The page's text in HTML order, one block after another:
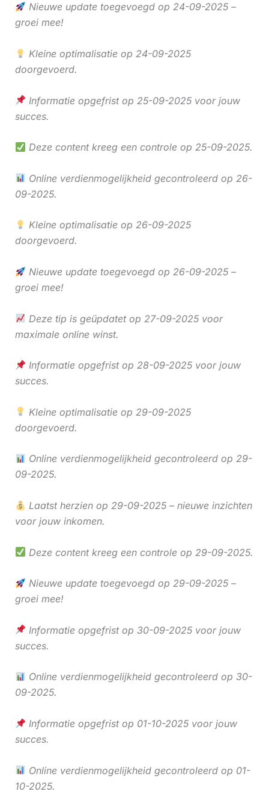
Nieuwe update toegevoegd op 24-09-2025 –
groei mee!
Kleine optimalisatie op 24-09-2025
doorgevoerd.
Informatie opgefrist op 25-09-2025 voor jouw
succes.
Deze content kreeg een controle op 25-09-2025.
Online verdienmogelijkheid gecontroleerd op 26-
09-2025.
Kleine optimalisatie op 26-09-2025
doorgevoerd.
Nieuwe update toegevoegd op 26-09-2025 –
groei mee!
Deze tip is geüpdatet op 27-09-2025 voor
maximale online winst.
Informatie opgefrist op 28-09-2025 voor jouw
succes.
Kleine optimalisatie op 29-09-2025
doorgevoerd.
Online verdienmogelijkheid gecontroleerd op 29-
09-2025.
Laatst herzien op 29-09-2025 – nieuwe inzichten
voor jouw inkomen.
Deze content kreeg een controle op 29-09-2025.
Nieuwe update toegevoegd op 29-09-2025 –
groei mee!
Informatie opgefrist op 30-09-2025 voor jouw
succes.
Online verdienmogelijkheid gecontroleerd op 30-
09-2025.
Informatie opgefrist op 01-10-2025 voor jouw
succes.
Online verdienmogelijkheid gecontroleerd op 01-
10-2025.